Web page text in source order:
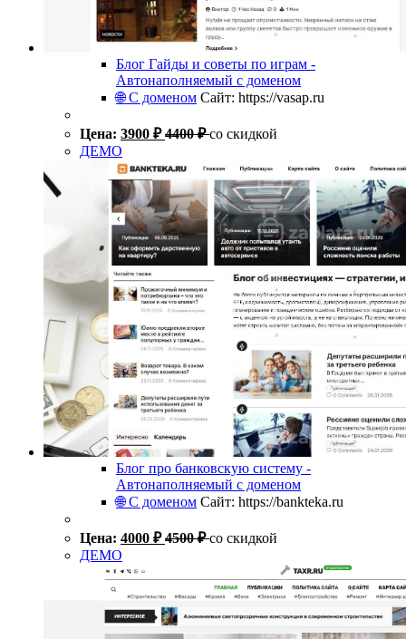
Блог Гайды и советы по играм -
Автонаполняемый с доменом
🌐 С доменом Сайт: https://vasap.ru
Цена: 3900 ₽ 4400₽ со скидкой
ДЕМО
Блог про банковскую систему -
Автонаполняемый с доменом
🌐 С доменом Сайт: https://bankteka.ru
Цена: 4000 ₽ 4500₽ со скидкой
ДЕМО